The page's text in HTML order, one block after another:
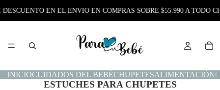
EN EL ENVIO EN COMPRAS SOBRE $55.990 A TODO
INICIOCUIDADOS DEL BEBÉCHUPETESALIMENTACIÓN
ESTUCHES PARA CHUPETES